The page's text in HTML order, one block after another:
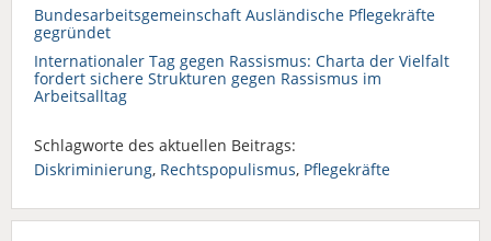
Bundesarbeitsgemeinschaft Ausländische Pflegekräfte
gegründet
Internationaler Tag gegen Rassismus: Charta der Vielfalt
fordert sichere Strukturen gegen Rassismus im
Arbeitsalltag
Schlagworte des aktuellen Beitrags:
Diskriminierung, Rechtspopulismus, Pflegekräfte